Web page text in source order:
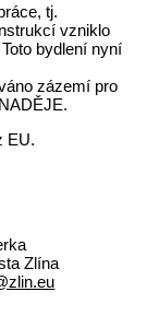
tj.
vzniklo
bydlení nyní
zázemí pro
EU.
Zlína